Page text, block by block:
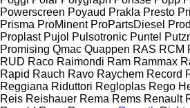
Powerscreen Poyaud Prakla Presto
Prisma ProMinent ProPartsDiesel
Proplast Pujol Pulsotronic Puntel
Promising Qmac Quappen RAS RCM
RUD Raco Raimondi Ram Rammax
Rapid Rauch Ravo Raychem Record
Reggiana Riduttori Regloplas Rego
Reis Reishauer Rema Rems Renault